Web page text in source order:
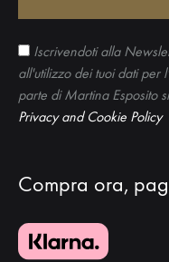
Iscrivendoti alla
all'utilizzo dei tuoi dati per
parte di Martina Esposito
Privacy and Cookie Policy
Compra ora,